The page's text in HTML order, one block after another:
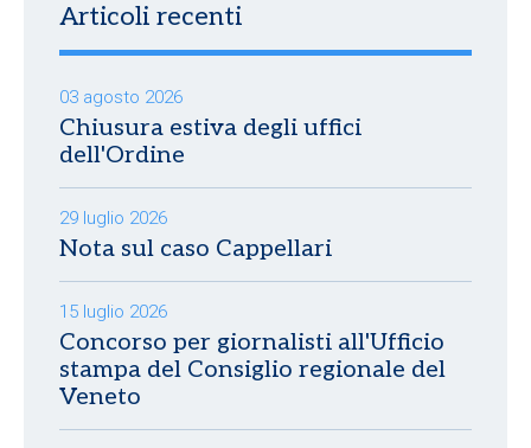
Articoli recenti
03 agosto 2026
Chiusura estiva degli uffici
dell'Ordine
29 luglio 2026
Nota sul caso Cappellari
15 luglio 2026
Concorso per giornalisti all'Ufficio
stampa del Consiglio regionale del
Veneto